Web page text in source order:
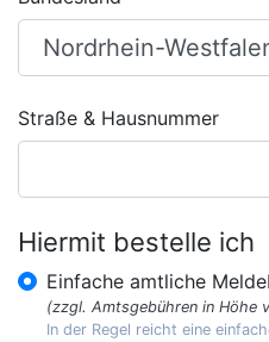
Straße & Hausnummer
Hiermit bestelle ich
Einfache amtliche
(zzgl. Amtsgebühren in Höhe
In der Regel reicht eine